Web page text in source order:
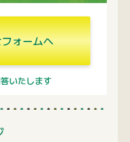
ォームへ
いたします